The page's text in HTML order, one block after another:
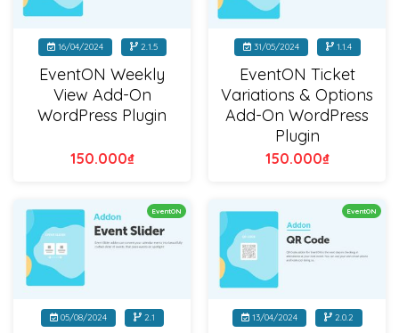
16/04/2024 2.1.5
EventON Weekly
View Add-On
WordPress Plugin
150.000₫
31/05/2024 1.1.4
EventON Ticket
Variations & Options
Add-On WordPress
Plugin
150.000₫
EventON
05/08/2024 2.1
EventON
13/04/2024 2.0.2